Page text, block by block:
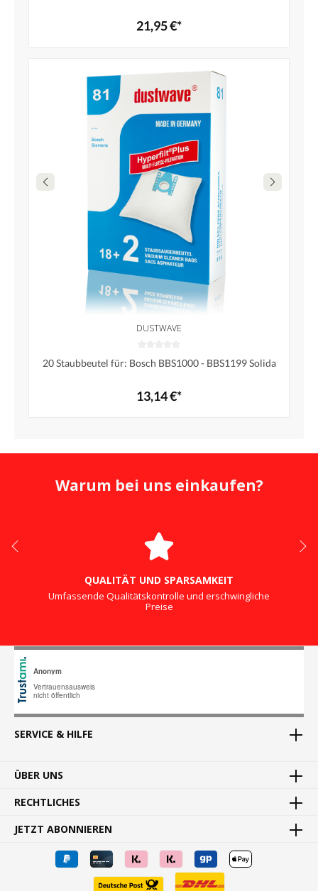
21,95 €*
DUSTWAVE
20 Staubbeutel für: Bosch BBS1000 - BBS1199 Solida
13,14 €*
Warum bei uns einkaufen?
QUALITÄT UND SPARSAMKEIT
Umfassende Qualitätskontrolle und erschwingliche
Preise
SERVICE & HILFE
ÜBER UNS
RECHTLICHES
JETZT ABONNIEREN